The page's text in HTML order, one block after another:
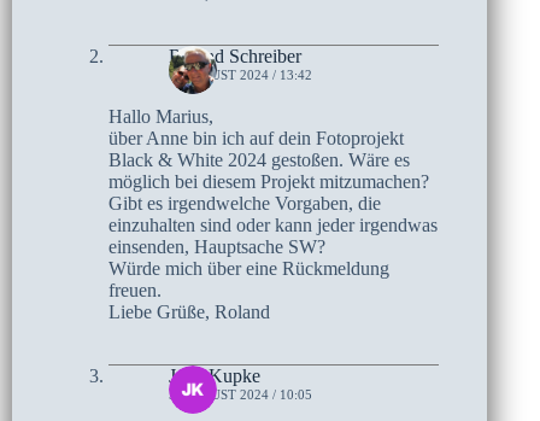
Roland Schreiber
6. AUGUST 2024 / 13:42
Hallo Marius,
über Anne bin ich auf dein Fotoprojekt
Black & White 2024 gestoßen. Wäre es
möglich bei diesem Projekt mitzumachen?
Gibt es irgendwelche Vorgaben, die
einzuhalten sind oder kann jeder irgendwas
einsenden, Hauptsache SW?
Würde mich über eine Rückmeldung
freuen.
Liebe Grüße, Roland
Jutta Kupke
5. AUGUST 2024 / 10:05